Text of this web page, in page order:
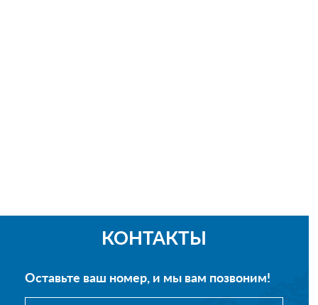
КОНТАКТЫ
Оставьте ваш номер, и мы вам позвоним!